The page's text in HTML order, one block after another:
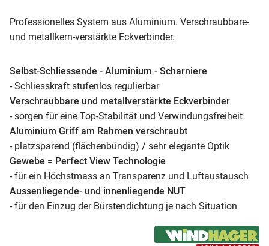
Professionelles System aus Aluminium. Verschraubbare-
und metallkern-verstärkte Eckverbinder.
Selbst-Schliessende - Aluminium - Scharniere
- Schliesskraft stufenlos regulierbar
Verschraubbare und metallverstärkte Eckverbinder
- sorgen für eine Top-Stabilität und Verwindungsfreiheit
Aluminium Griff am Rahmen verschraubt
- platzsparend (flächenbündig) / sehr elegante Optik
Gewebe = Perfect View Technologie
- für ein Höchstmass an Transparenz und Luftaustausch
Aussenliegende- und innenliegende NUT
- für den Einzug der Bürstendichtung je nach Situation